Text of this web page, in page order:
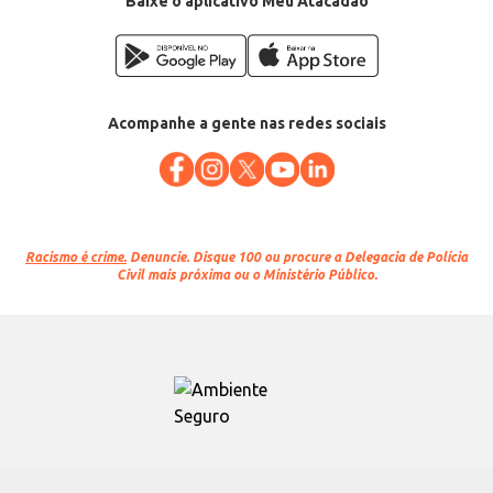
Acompanhe a gente nas redes sociais
Racismo é crime. Denuncie. Disque 100 ou procure a Delegacia de Polícia
Civil mais próxima ou o Ministério Público.